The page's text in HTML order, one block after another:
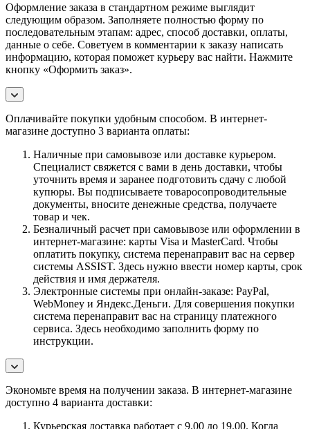
Оформление заказа в стандартном режиме выглядит
следующим образом. Заполняете полностью форму по
последовательным этапам: адрес, способ доставки, оплаты,
данные о себе. Советуем в комментарии к заказу написать
информацию, которая поможет курьеру вас найти. Нажмите
кнопку «Оформить заказ».
Оплачивайте покупки удобным способом. В интернет-
магазине доступно 3 варианта оплаты:
Наличные при самовывозе или доставке курьером.
Специалист свяжется с вами в день доставки, чтобы
уточнить время и заранее подготовить сдачу с любой
купюры. Вы подписываете товаросопроводительные
документы, вносите денежные средства, получаете
товар и чек.
Безналичный расчет при самовывозе или оформлении в
интернет-магазине: карты Visa и MasterCard. Чтобы
оплатить покупку, система перенаправит вас на сервер
системы ASSIST. Здесь нужно ввести номер карты, срок
действия и имя держателя.
Электронные системы при онлайн-заказе: PayPal,
WebMoney и Яндекс.Деньги. Для совершения покупки
система перенаправит вас на страницу платежного
сервиса. Здесь необходимо заполнить форму по
инструкции.
Экономьте время на получении заказа. В интернет-магазине
доступно 4 варианта доставки:
Курьерская доставка работает с 9.00 до 19.00. Когда